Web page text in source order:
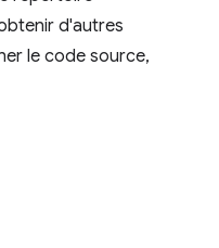
d'autres
le code source,